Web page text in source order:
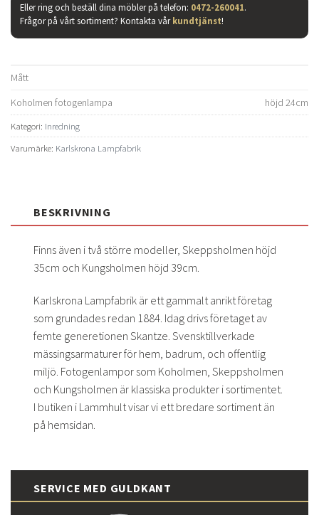
Eller ring och beställ dina möbler på telefon: 0472-260041.
Frågor på vårt sortiment? Kontakta vårkundtjänst!
Mått
Koholmen fotogenlampa
höjd 24cm
Kategori: Inredning
Varumärke: Karlskrona Lampfabrik
BESKRIVNING
Finns även i två större modeller, Skeppsholmen höjd
35cm och Kungsholmen höjd 39cm.
Karlskrona Lampfabrik är ett gammalt anrikt företag
som grundades redan 1884. Idag drivs företaget av
femte generetionen Skantze. Svensktillverkade
mässingsarmaturer för hem, badrum, och offentlig
miljö. Fotogenlampor som Koholmen, Skeppsholmen
och Kungsholmen är klassiska produkter i sortimentet.
I butiken i Lammhult visar vi ett bredare sortiment än
på hemsidan.
SERVICE MED GULDKANT